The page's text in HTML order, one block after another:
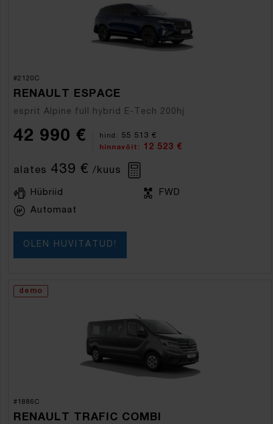
#2120C
RENAULT ESPACE
esprit Alpine full hybrid E-Tech 200hj
42 990 € hind: 55 513 €
hinnavõit: 12 523 €
alates 439 € /kuus
Hübriid
FWD
Automaat
OLEN HUVITATUD!
demo
#1886C
RENAULT TRAFIC COMBI